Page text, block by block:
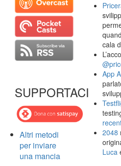
SUPPORTACI
Altri metodi
per inviare
una mancia
cala
App
2048
Luca